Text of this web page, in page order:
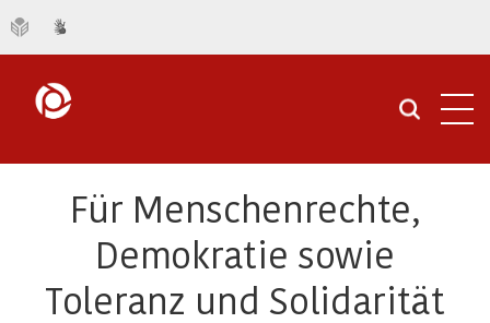
Für Menschenrechte,
Demokratie sowie
Toleranz und Solidarität